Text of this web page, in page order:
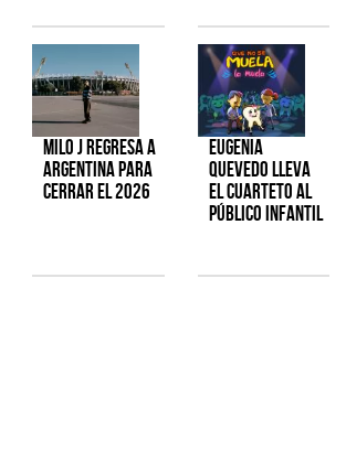
Milo J regresa a
Argentina para
cerrar el 2026
Eugenia
Quevedo lleva
el cuarteto al
público infantil